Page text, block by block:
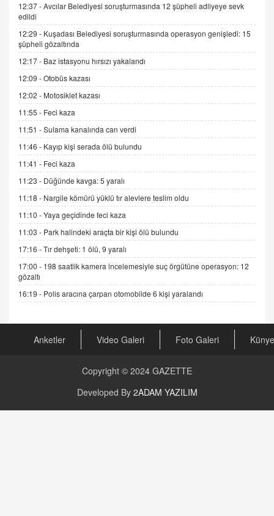
İNCİ GÜL AKÖL
Trump Keşke Adana'yı da Ziyaret Etse...
06.07.2026 13:00
ADEM AKÖL
Esed Destekçilerinin Yüzüne Vurulan Şamar:
Sednaya
11.12.2024 12:30
DR. EKREM ASLAN
Gerçek Ne, Algı Ne? "Beraber Yürüyoruz"
Cümlesinin Peşinden
19.07.2025 12:45
GÖNÜL MENEKŞE
Şifacının Yolu
04.11.2025 12:56
AV. RÜMEYSA ÖZKALE
Arabulucuya Başvuru Şartı
CAN UĞURATEŞ
Değişen yapısıyla Suriye
GÜNLÜK BURÇ YORUMU
12:37 -Avcılar Belediyesi soruşturmasında 12 şüpheli adliyeye sevk
edildi
12:29 - Kuşadası Belediyesi soruşturmasında operasyon genişledi: 15
şüpheli gözaltında
12:17 - Baz istasyonu hırsızı yakalandı
12:09 -Otobüs kazası
12:02 - Motosiklet kazası
11:55 - Feci kaza
11:51 -Sulama kanalında can verdi
11:46 - Kayıp kişi serada ölü bulundu
11:41 - Feci kaza
11:23 - Düğünde kavga: 5 yaralı
11:18 - Nargile kömürü yüklü tır alevlere teslim oldu
11:10 -Yaya geçidinde feci kaza
11:03 - Park halindeki araçta bir kişi ölü bulundu
17:16 -Tır dehşeti: 1 ölü, 9 yaralı
17:00 - 198 saatlik kamera incelemesiyle suç örgütüne operasyon: 12
gözaltı
16:19 - Polis aracına çarpan otomobilde 6 kişi yaralandı
Anketler Video Galeri Foto Galeri Künye
Copyright © 2024 GAZETTE
Developed By 2ADAM YAZILIM